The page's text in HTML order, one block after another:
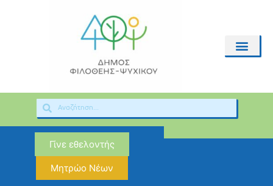
Γίνε εθελοντής
Μητρώο Νέων